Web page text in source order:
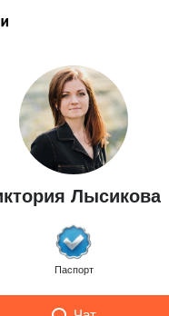
Лысикова
Паспорт